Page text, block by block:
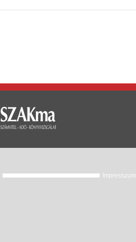
Impresszum